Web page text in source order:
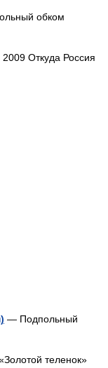
обком
Откуда Россия
— Подпольный
теленок»